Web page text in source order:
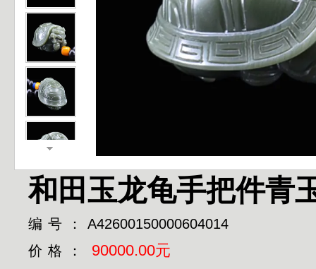
和田玉龙龟手把件青
编号： A42600150000604014
价格：
90000.00元